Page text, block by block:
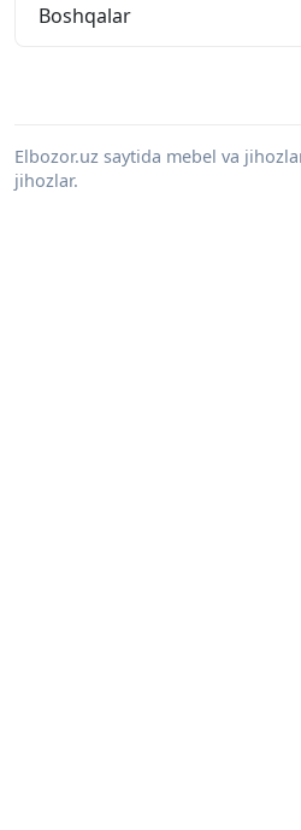
Boshqalar
Elbozor.uz saytida mebel va
jihozlar.